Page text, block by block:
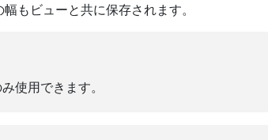
もビューと共に保存されます。
使用できます。